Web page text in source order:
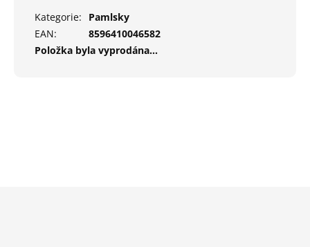
Kategorie:
Pamlsky
EAN:
8596410046582
Položka byla vyprodána…